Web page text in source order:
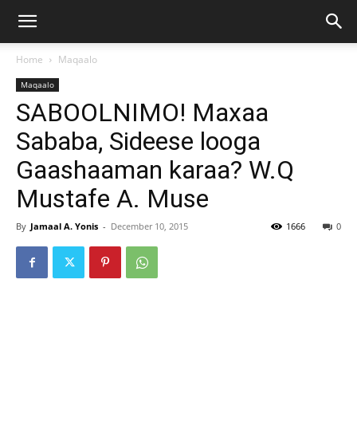
Home Maqaalo
Maqaalo
SABOOLNIMO! Maxaa
Sababa, Sideese looga
Gaashaaman karaa? W.Q
Mustafe A. Muse
By Jamaal A. Yonis - December 10, 2015 0
1666